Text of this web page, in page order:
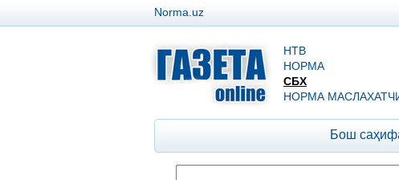
Norma.uz
НТВ
НОРМА
СБХ
НОРМА
Бош